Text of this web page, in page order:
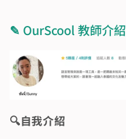
✎ OurScool 教師介紹
🔍️自我介紹